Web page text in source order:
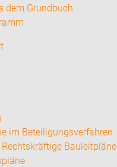
dem Grundbuch
im Beteiligungsverfahren
Bauleitpläne